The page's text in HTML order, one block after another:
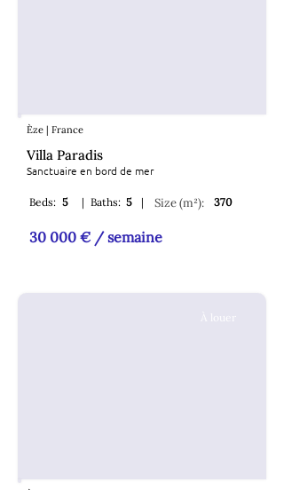
Èze | France
Villa Paradis
Sanctuaire en bord de mer
Beds: 5 | Baths: 5 | Size (m²): 370
30 000 € / semaine
À louer